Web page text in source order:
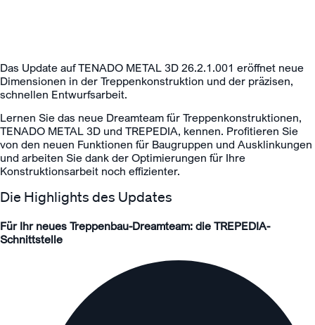
Das Update auf TENADO METAL 3D 26.2.1.001 eröffnet neue
Dimensionen in der Treppenkonstruktion und der präzisen,
schnellen Entwurfsarbeit.
Lernen Sie das neue Dreamteam für Treppenkonstruktionen,
TENADO METAL 3D und TREPEDIA, kennen. Profitieren Sie
von den neuen Funktionen für Baugruppen und Ausklinkungen
und arbeiten Sie dank der Optimierungen für Ihre
Konstruktionsarbeit noch effizienter.
Die Highlights des Updates
Für Ihr neues Treppenbau-Dreamteam: die TREPEDIA-
Schnittstelle